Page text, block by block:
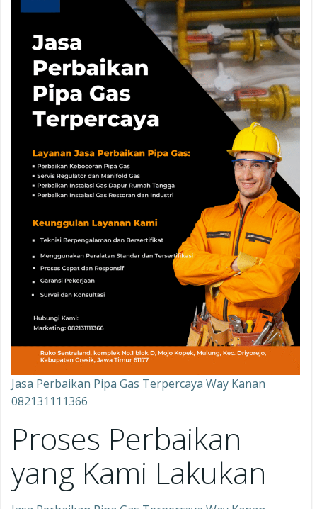
Jasa Perbaikan Pipa Gas Terpercaya Way Kanan
082131111366
Proses Perbaikan
yang Kami Lakukan